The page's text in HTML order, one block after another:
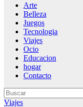
Arte
Belleza
Juegos
Tecnologia
Viajes
Ocio
Educacion
hogar
Contacto
Viajes